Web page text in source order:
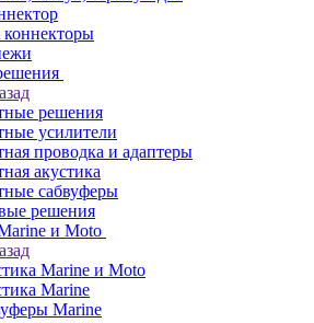
решения
усилители
проводка и адаптеры
акустика
сабвуферы
решения
и Moto
Marine и Moto
Marine
Marine